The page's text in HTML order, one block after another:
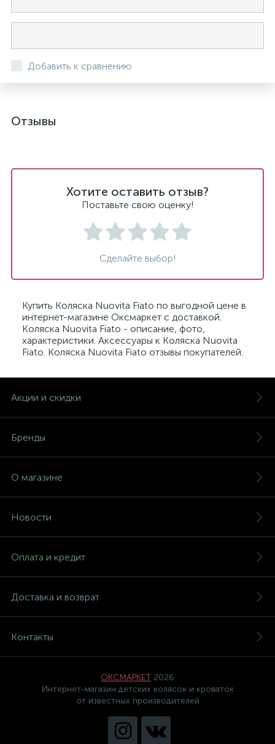
Добавить к сравнению
Отзывы
Хотите оставить отзыв?
Поставьте свою оценку!
Сделайте выбор!
Купить Коляска Nuovita Fiato по выгодной цене в
интернет-магазине Оксмаркет с доставкой.
Коляска Nuovita Fiato - описание, фото,
характеристики. Аксессуары к Коляска Nuovita
Fiato. Коляска Nuovita Fiato отзывы покупателей.
Акции и скидки
Бренды
О магазине
Новости
Оплата и кредит
Доставка и возврат
Контакты
ОКСМАРКЕТ 2026
Интернет-магазин детских колясок и кроваток
от известных производителей